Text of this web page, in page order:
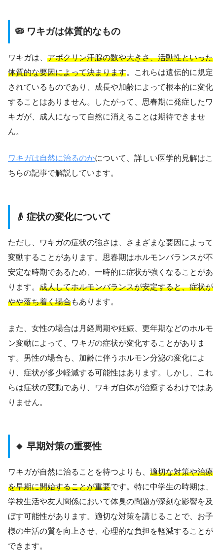
🦠 ワキガは体質的なもの
ワキガは、 アポクリン汗腺の数や大きさ、活動性といった
体質的な要因によって決まります。これらは遺伝的に規定
されているものであり、成長や加齢によって根本的に変化
することはありません。したがって、思春期に発症したワ
キガが、成人になって自然に消えることは期待できませ
ん。
ワキガは自然に治るのかについて、詳しい医学的見解はこ
ちらの記事で解説しています。
👴 症状の変化について
ただし、ワキガの症状の強さは、さまざまな要因によって
変動することがあります。思春期はホルモンバランスが不
安定な時期であるため、一時的に症状が強くなることがあ
ります。 成人してホルモンバランスが安定すると、症状が
やや落ち着く場合もあります。
また、女性の場合は月経周期や妊娠、更年期などのホルモ
ン変動によって、ワキガの症状が変化することがありま
す。男性の場合も、加齢に伴うホルモン分泌の変化によ
り、症状が多少軽減する可能性はあります。しかし、これ
らは症状の変動であり、ワキガ自体が治癒するわけではあ
りません。
🔸 早期対策の重要性
ワキガが自然に治ることを待つよりも、 適切な対策や治療
を早期に開始することが重要です。特に中学生の時期は、
学校生活や友人関係において体臭の問題が深刻な影響を及
ぼす可能性があります。適切な対策を講じることで、お子
様の生活の質を向上させ、心理的な負担を軽減することが
できます。